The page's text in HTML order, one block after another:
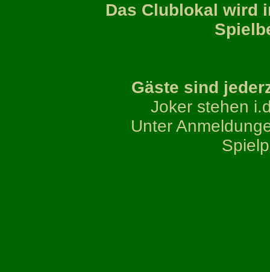
Das Clublokal wird
Gäste sind
Joker stehen
Unter